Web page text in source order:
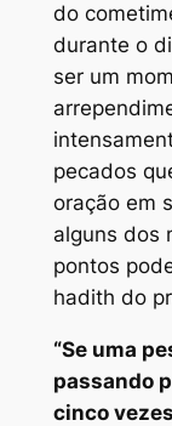
do
durante o
ser um
pecados
oração em
alguns dos
pontos
hadith do
“Se uma
passando
cinco